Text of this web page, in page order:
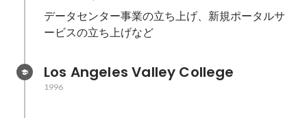
データセンター事業の立ち上げ、新規ポータルサ
ービスの立ち上げなど
Los Angeles Valley College
1996